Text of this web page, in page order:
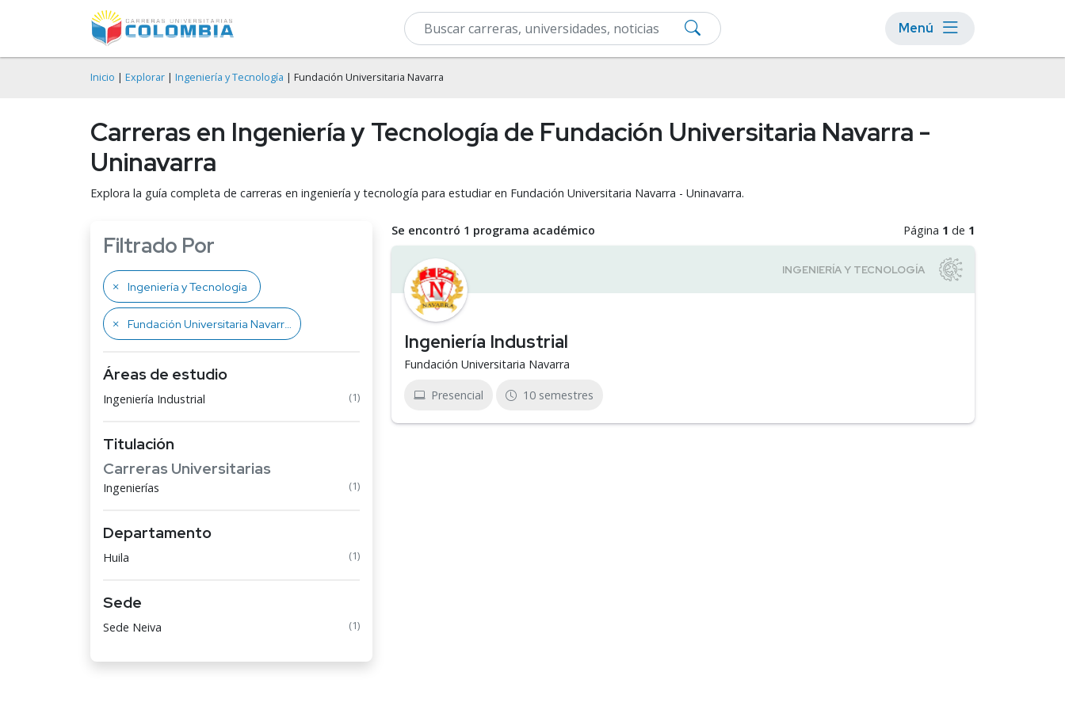
Menú
Inicio | Explorar | Ingeniería y Tecnología | Fundación Universitaria Navarra
Carreras en Ingeniería y Tecnología de Fundación Universitaria Navarra -
Uninavarra
Explora la guía completa de carreras en ingeniería y tecnología para estudiar en Fundación Universitaria Navarra - Uninavarra.
Filtrado Por
Ingeniería y Tecnología
Fundación Universitaria Navarra
Áreas de estudio
Ingeniería Industrial (1)
Titulación
Carreras Universitarias
Ingenierías (1)
Departamento
Huila (1)
Sede
Sede Neiva (1)
Se encontró 1 programa académico Página 1 de 1
Ingeniería Industrial
Fundación Universitaria Navarra
Presencial 10 semestres